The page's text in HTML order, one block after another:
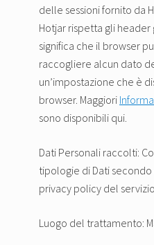
delle sessioni fornito da
Hotjar rispetta gli header
significa che il browser
raccogliere alcun dato
un’impostazione che è
browser. Maggiori
sono disponibili qui.
Dati Personali raccolti:
tipologie di Dati
privacy policy del
Luogo del trattamento: